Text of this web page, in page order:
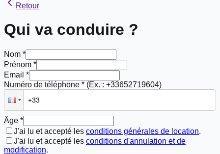
Retour
Qui va conduire ?
Nom *
Prénom *
Email *
Numéro de téléphone * (Ex. : +33652719604)
Âge *
J'ai lu et accepté les conditions générales de location.
J'ai lu et accepté les conditions d'annulation et de
modification.